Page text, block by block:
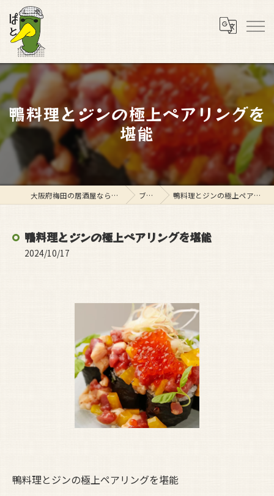
鴨料理とジンの極上ペアリングを
堪能
大阪府梅田の居酒屋ならスタンド ぱと ブログ 鴨料理とジンの極上ペアリングを堪能
鴨料理とジンの極上ペアリングを堪能
2024/10/17
鴨料理とジンの極上ペアリングを堪能